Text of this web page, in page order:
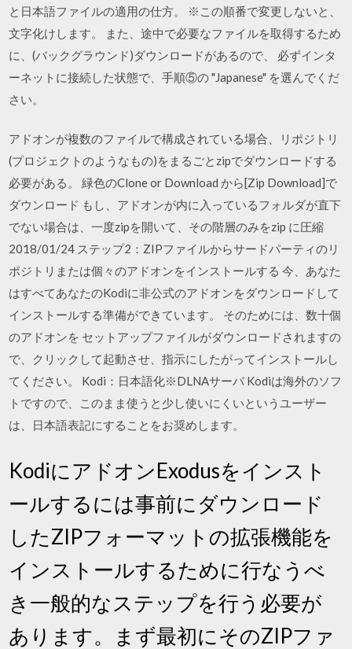
と日本語ファイルの適用の仕方。 ※この順番で変更しないと、
文字化けします。 また、途中で必要なファイルを取得するため
に、(バックグラウンド)ダウンロードがあるので、 必ずインタ
ーネットに接続した状態で、手順⑤の "Japanese" を選んでくだ
さい。
アドオンが複数のファイルで構成されている場合、リポジトリ
(プロジェクトのようなもの)をまるごとzipでダウンロードする
必要がある。 緑色のClone or Download から[Zip Download]で
ダウンロード もし、アドオンが内に入っているフォルダが直下
でない場合は、一度zipを開いて、その階層のみをzip に圧縮
2018/01/24 ステップ2：ZIPファイルからサードパーティのリ
ポジトリまたは個々のアドオンをインストールする 今、あなた
はすべてあなたのKodiに非公式のアドオンをダウンロードして
インストールする準備ができています。 そのためには、数十個
のアドオンを セットアップファイルがダウンロードされますの
で、クリックして起動させ、指示にしたがってインストールし
てください。 Kodi：日本語化※DLNAサーバ Kodiは海外のソフ
トですので、このまま使うと少し使いにくいというユーザー
は、日本語表記にすることをお奨めします。
KodiにアドオンExodusをインスト
ールするには事前にダウンロード
したZIPフォーマットの拡張機能を
インストールするために行なうべ
き一般的なステップを行う必要が
あります。まず最初にそのZIPファ